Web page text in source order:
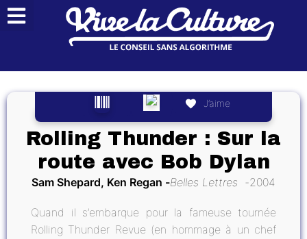
J’aime
Rolling Thunder : Sur la
route avec Bob Dylan
Sam Shepard, Ken Regan Belles Lettres 2004
Quand il s’embarque pour la fameuse tournée
Rolling Thunder Revue (en hommage à un chef